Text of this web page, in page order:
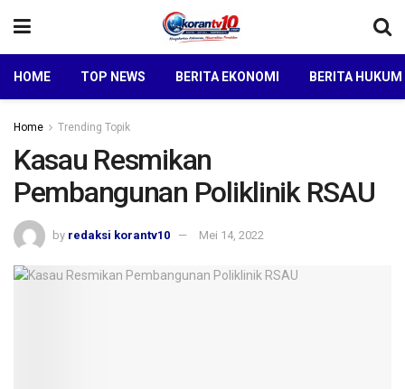
HOME TOP NEWS BERITA EKONOMI BERITA
Home Trending Topik
Kasau Resmikan
Pembangunan Poliklinik RSAU
by redaksi korantv10 Mei 14, 2022